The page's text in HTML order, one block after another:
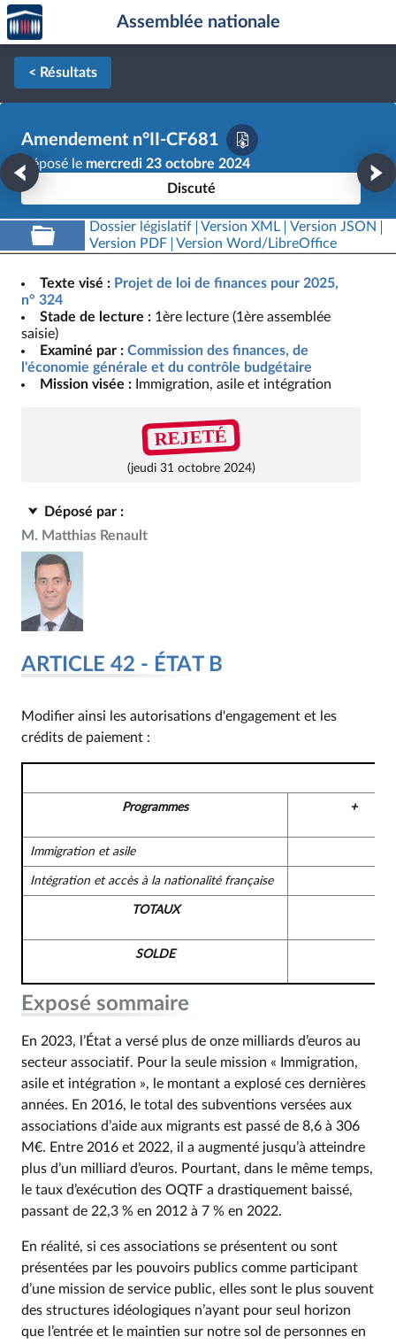
Aller au contenu
Aller en bas de la page
Accèder
à la
page
d'accueil
Assemblée nationale
< Résultats
Amendement n°II-CF681
Déposé le mercredi 23 octobre 2024
Discuté
Dossier législatif Version XML
Version JSON
Version PDF
Version Word/LibreOffice
Texte visé : Projet de loi de finances pour 2025,
n° 324
Stade de lecture : 1ère lecture (1ère assemblée
saisie)
Examiné par : Commission des finances, de
l'économie générale et du contrôle budgétaire
Mission visée : Immigration, asile et intégration
REJETÉ
(jeudi 31 octobre 2024)
Déposé par :
M. Matthias Renault
ARTICLE 42 - ÉTAT B
Modifier ainsi les autorisations d'engagement et les
crédits de paiement :
Programmes +
Immigration et asile
Intégration et accès à la nationalité française
TOTAUX
SOLDE
Exposé sommaire
En 2023, l’État a versé plus de onze milliards d’euros au
secteur associatif. Pour la seule mission « Immigration,
asile et intégration », le montant a explosé ces dernières
années. En 2016, le total des subventions versées aux
associations d’aide aux migrants est passé de 8,6 à 306
M€. Entre 2016 et 2022, il a augmenté jusqu’à atteindre
plus d’un milliard d’euros. Pourtant, dans le même temps,
le taux d’exécution des OQTF a drastiquement baissé,
passant de 22,3 % en 2012 à 7 % en 2022.
En réalité, si ces associations se présentent ou sont
présentées par les pouvoirs publics comme participant
d’une mission de service public, elles sont le plus souvent
des structures idéologiques n’ayant pour seul horizon
que l’entrée et le maintien sur notre sol de personnes en